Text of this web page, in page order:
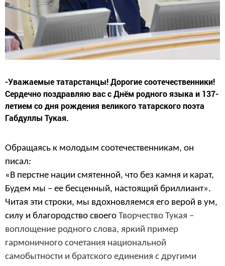
-Уважаемые татар­станцы! Дорогие соотечественники!
Сердечно поздравляю вас с Днём родного языка и 137-
летием со дня ­рождения великого татарского поэта
Габдуллы Тукая.
Обращаясь к молодым соотечественникам, он
писал:
«В перстне нации смятенной, что без камня и карат,
Будем мы – ее бесценный, настоящий бриллиант».
Читая эти строки, мы вдохновляемся его верой в ум,
силу и благородство своего Творчество Тукая –
воплощение родного слова, яркий пример
гармоничного сочетания нацио­нальной
самобытности и братского единения с другими